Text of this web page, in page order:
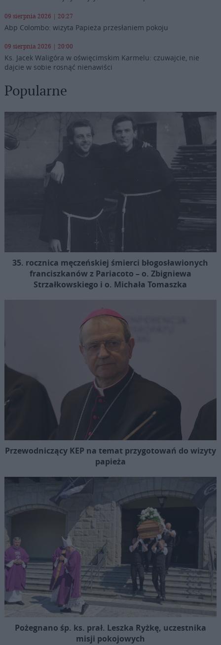
09 sierpnia 2026 | 20:27
Abp Colombo: wizyta Papieża przesłaniem pokoju
09 sierpnia 2026 | 20:00
Ks. Jacek Waligóra w oświęcimskim Karmelu: czuwajcie, nie
dajcie w sobie rosnąć nienawiści
Popularne
35. rocznica męczeńskiej śmierci błogosławionych
franciszkanów z Pariacoto – o. Zbigniewa
Strzałkowskiego i o. Michała Tomaszka
Przewodniczący KEP na temat przygotowań do wizyty
papieża
Pożegnano śp. ks. prał. Leszka Ryżkę, uczestnika
misji pokojowych